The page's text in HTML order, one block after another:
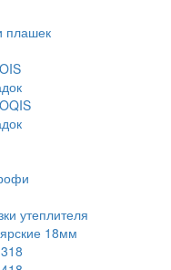
плашек
утеплителя
18мм